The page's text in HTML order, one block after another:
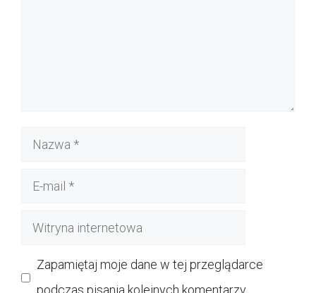
Nazwa
Witryna
Zapamiętaj moje dane w tej przeglądarce
podczas pisania kolejnych komentarzy.